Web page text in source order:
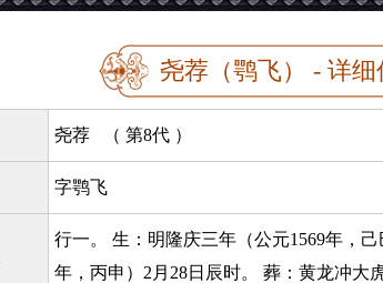
尧荐（鹗飞） - 详细
尧荐 （ 第8代 ）
字鹗飞
行一。 生：明隆庆三年（公元1569年，
年，丙申）2月28日辰时。 葬：黄龙冲大